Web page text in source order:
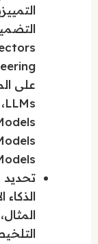
تحديد